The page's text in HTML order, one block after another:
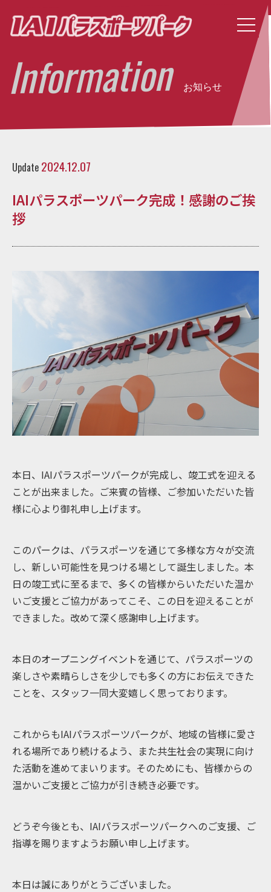
Information お知らせ
Update 2024.12.07
IAIパラスポーツパーク完成！感謝のご挨
拶
本日、IAIパラスポーツパークが完成し、竣工式を迎える
ことが出来ました。ご来賓の皆様、ご参加いただいた皆
様に心より御礼申し上げます。
このパークは、パラスポーツを通じて多様な方々が交流
し、新しい可能性を見つける場として誕生しました。本
日の竣工式に至るまで、多くの皆様からいただいた温か
いご支援とご協力があってこそ、この日を迎えることが
できました。改めて深く感謝申し上げます。
本日のオープニングイベントを通じて、パラスポーツの
楽しさや素晴らしさを少しでも多くの方にお伝えできた
ことを、スタッフ一同大変嬉しく思っております。
これからもIAIパラスポーツパークが、地域の皆様に愛さ
れる場所であり続けるよう、また共生社会の実現に向け
た活動を進めてまいります。そのためにも、皆様からの
温かいご支援とご協力が引き続き必要です。
どうぞ今後とも、IAIパラスポーツパークへのご支援、ご
指導を賜りますようお願い申し上げます。
本日は誠にありがとうございました。